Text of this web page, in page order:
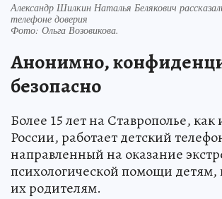
Александр Шилкин Наталья Белякович
телефоне доверия
Фото: Ольга Возовикова.
Анонимно,
безопасно
Более 15 лет на Ставрополье, как
России, работает детский
направленный на оказание
психологической помощи детям,
их родителям.